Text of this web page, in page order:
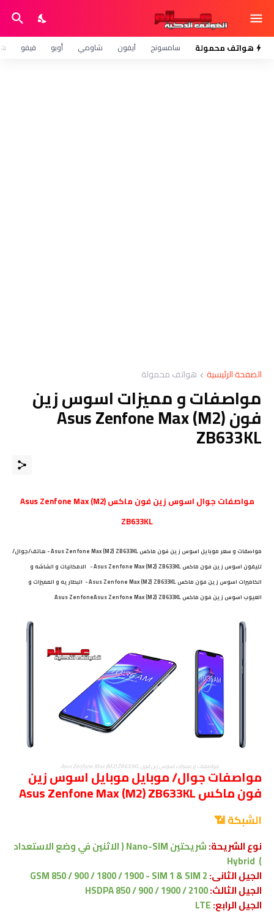
هواتف محمولة سامسونج آيفون شاومي أوبو فيفو
الصفحة الرئيسية هواتف محمولة
مواصفات و مميزات اسوس زين
فون Asus Zenfone Max (M2)
ZB633KL
مواصفات جوال اسوس زين فون ماكسAsus Zenfone Max (M2)
ZB633KL
مواصفات و سعر موبايل اسوس زين فون ماكس Asus Zenfone Max (M2) ZB633KL - هاتف/جوال/
تليفون اسوس زين فون ماكس Asus Zenfone Max (M2) ZB633KL - الامكانيات و الشاشه و
الكاميرات اسوس زين فون ماكس Asus Zenfone Max (M2) ZB633KL - البطاريه و المميزات و
العيوب اسوس زين فون ماكس Asus ZenfoneAsus Zenfone Max (M2) ZB633KL
.
مواصفات و مميزات اسوس زين فون Asus Zenfone Max (M2) ZB633KL
مواصفات جوال/ موبايل موبايل اسوس زين
فون ماكس Asus Zenfone Max (M2) ZB633KL
الشبكة 📶
نوع الشريحة:
شريحتين Nano-SIM ( الاثنين في وضع الاستعداد
)
Hybrid
الجيل الثانى:GSM 850 / 900 / 1800 / 1900 - SIM 1 & SIM 2
الجيل الثالث:HSDPA 850 / 900 / 1900 / 2100
الجيل الرابع:LTE